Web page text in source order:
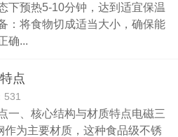
下预热5-10分钟，达到适宜保温
：将食物切成适当大小，确保能
确...
点
一、核心结构与材质特点电磁三
为主要材质，这种食品级不锈